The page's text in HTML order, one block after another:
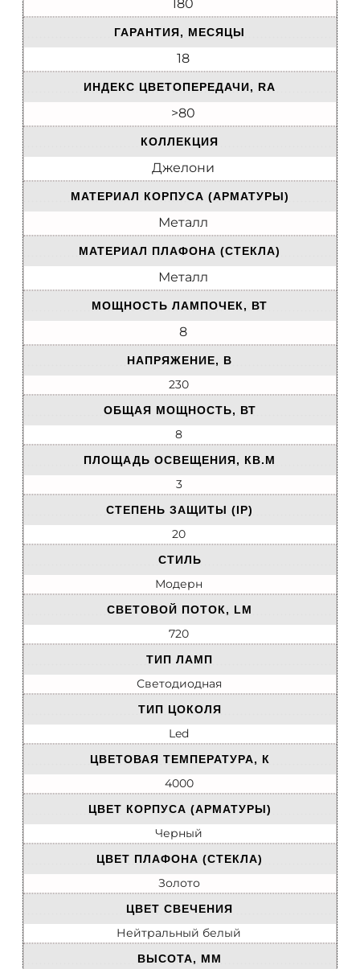
180
ГАРАНТИЯ, МЕСЯЦЫ
18
ИНДЕКС ЦВЕТОПЕРЕДАЧИ, RA
>80
КОЛЛЕКЦИЯ
Джелони
МАТЕРИАЛ КОРПУСА (АРМАТУРЫ)
Металл
МАТЕРИАЛ ПЛАФОНА (СТЕКЛА)
Металл
МОЩНОСТЬ ЛАМПОЧЕК, ВТ
8
НАПРЯЖЕНИЕ, В
230
ОБЩАЯ МОЩНОСТЬ, ВТ
8
ПЛОЩАДЬ ОСВЕЩЕНИЯ, КВ.М
3
СТЕПЕНЬ ЗАЩИТЫ (IP)
20
СТИЛЬ
Модерн
СВЕТОВОЙ ПОТОК, LM
720
ТИП ЛАМП
Светодиодная
ТИП ЦОКОЛЯ
Led
ЦВЕТОВАЯ ТЕМПЕРАТУРА, К
4000
ЦВЕТ КОРПУСА (АРМАТУРЫ)
Черный
ЦВЕТ ПЛАФОНА (СТЕКЛА)
Золото
ЦВЕТ СВЕЧЕНИЯ
Нейтральный белый
ВЫСОТА, ММ